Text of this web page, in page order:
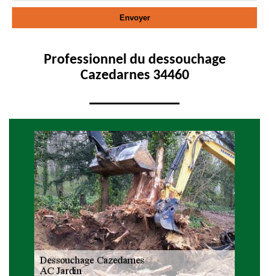
Professionnel du dessouchage
Cazedarnes 34460